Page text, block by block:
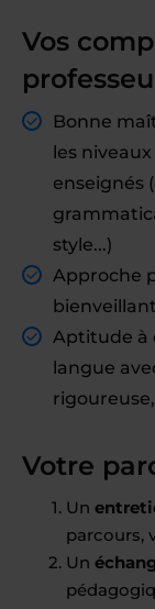
Vos
Bonne
les
enseignés
style...)
Approche
Aptitude à
langue
rigoureuse,
Votre
Un
parcours,
Un